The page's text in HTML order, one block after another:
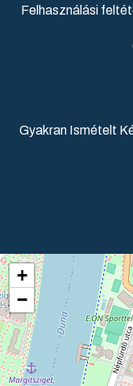
Felhasználási
Gyakran Ismételt
+
−